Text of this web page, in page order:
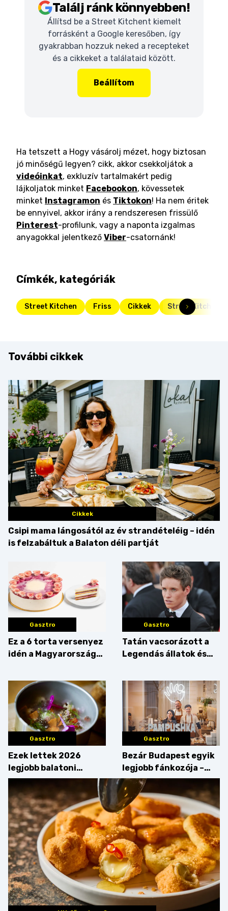
Találj ránk könnyebben!
Állítsd be a Street Kitchent kiemelt
forrásként a Google keresőben, így
gyakrabban hozzuk neked a recepteket
és a cikkeket a találataid között.
Beállítom
Ha tetszett a Hogy vásárolj mézet, hogy biztosan
jó minőségű legyen? cikk, akkor csekkoljátok a
videóinkat, exkluzív tartalmakért pedig
lájkoljatok minket Facebookon, kövessetek
minket Instagramon és Tiktokon! Ha nem éritek
be ennyivel, akkor irány a rendszeresen frissülő
Pinterest-profilunk, vagy a naponta izgalmas
anyagokkal jelentkező Viber-csatornánk!
Címkék, kategóriák
Street Kitchen Friss Cikkek Street Kitchen
További cikkek
Cikkek
Csipi mama lángosától az év strandételéig – idén
is felzabáltuk a Balaton déli partját
Gasztro
Ez a 6 torta versenyez
idén a Magyarország
Gasztro
Tatán vacsorázott a
Legendás állatok és
Gasztro
Ezek lettek 2026
legjobb balatoni
strandételei –
végigkóstoltuk a
győzteseket
Gasztro
Bezár Budapest egyik
legjobb fánkozója –
búcsúzik a Pampushka